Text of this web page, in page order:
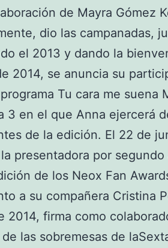
de Mayra Gómez
dio las campanadas,
el 2013 y dando la
2014, se anuncia su
Tu cara me suena
3 en el que Anna ejercerá
de la edición. El 22 de
presentadora por
de los Neox Fan
a su compañera Cristina
2014, firma como
las sobremesas de